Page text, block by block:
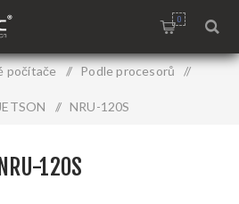
0
počítače / Podle procesorů /
/ NRU-120S
NRU-120S